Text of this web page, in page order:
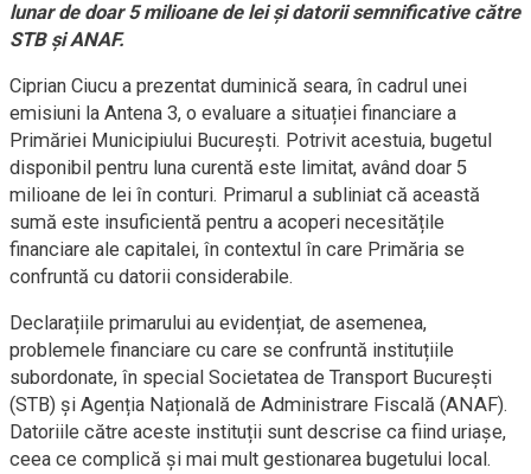
lunar de doar 5 milioane de lei și datorii semnificative către
STB și ANAF.
Ciprian Ciucu a prezentat duminică seara, în cadrul unei
emisiuni la Antena 3, o evaluare a situației financiare a
Primăriei Municipiului București. Potrivit acestuia, bugetul
disponibil pentru luna curentă este limitat, având doar 5
milioane de lei în conturi. Primarul a subliniat că această
sumă este insuficientă pentru a acoperi necesitățile
financiare ale capitalei, în contextul în care Primăria se
confruntă cu datorii considerabile.
Declarațiile primarului au evidențiat, de asemenea,
problemele financiare cu care se confruntă instituțiile
subordonate, în special Societatea de Transport București
(STB) și Agenția Națională de Administrare Fiscală (ANAF).
Datoriile către aceste instituții sunt descrise ca fiind uriașe,
ceea ce complică și mai mult gestionarea bugetului local.